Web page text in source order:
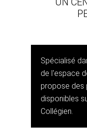
Spécialisé
de l'espace
propose des
disponibles
Collégien.